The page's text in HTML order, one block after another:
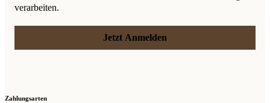
verarbeiten.
Jetzt Anmelden
Zahlungsarten